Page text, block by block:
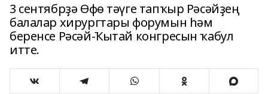
3 сентябрҙә Өфө тәүге тапҡыр Рәсәйҙең
балалар хирургтары форумын һәм
беренсе Рәсәй-Ҡытай конгресын ҡабул
итте.